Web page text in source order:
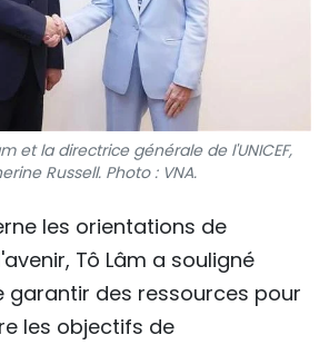
et la directrice générale de l'UNICEF,
Russell. Photo : VNA.
les orientations de
Tô Lâm a souligné
garantir des ressources pour
les objectifs de